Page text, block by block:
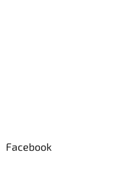
Facebook